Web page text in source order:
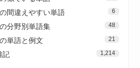
間違えやすい単語 6
分野別単語集 48
単語と例文 21
記 1,214